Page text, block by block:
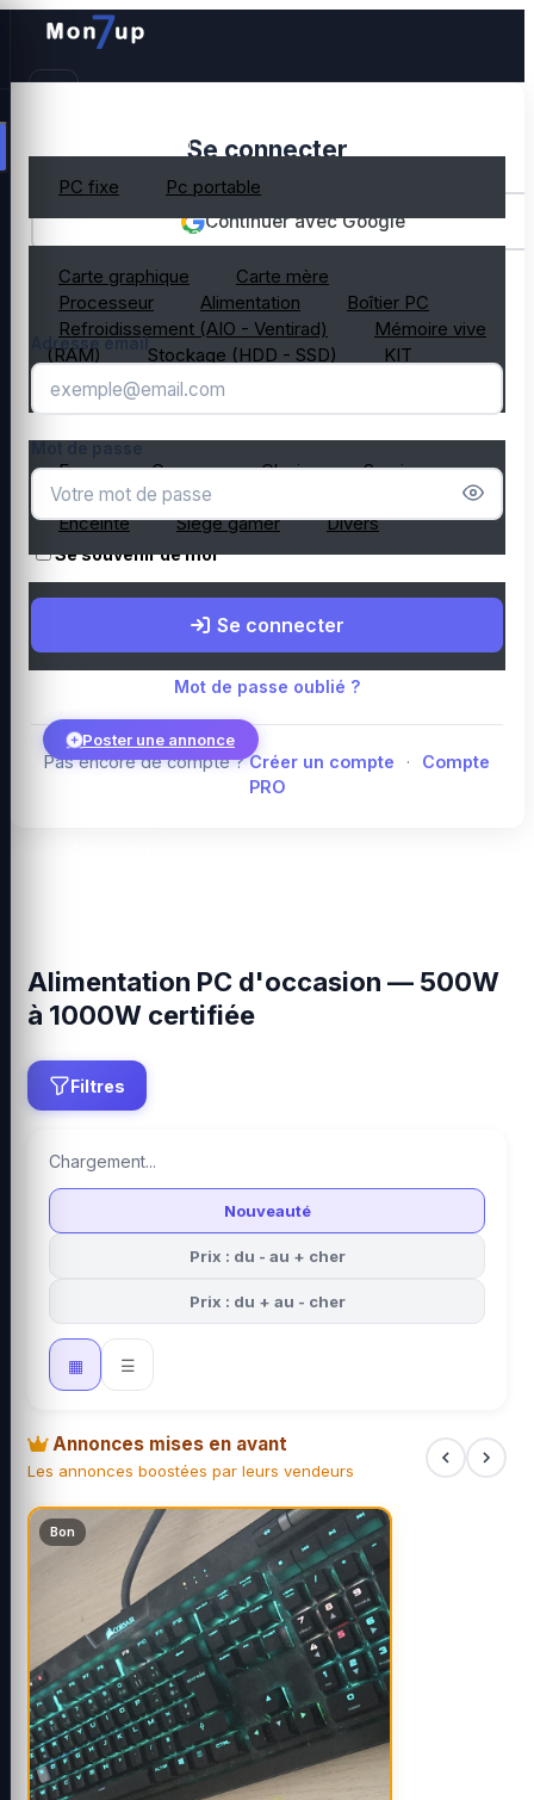
PC gamer occasion
PC fixe Pc portable
Composant PC occasion
Carte graphique
Carte mère
Processeur
Alimentation
Boîtier PC
Refroidissement (AIO - Ventirad)
Mémoire vive
(RAM)
Stockage (HDD - SSD)
KIT
composant PC gamer
Ecran Casque Clavier
Souris
Microphone
Webcam
Enceinte
Siège gamer Divers
Top PC gamer : Intel / AMD
Composants PC gamer
Poster une annonce
Se connecter
Continuer avec Google
OU
Adresse email
Se souvenir de moi
Se connecter
Mot de passe oublié ?
Pas encore de compte ? Créer un compte ·
Compte
PRO
Alimentation PC d'occasion — 500W
à 1000W certifiée
Filtres
Chargement...
Nouveauté
Prix : du - au + cher
Prix : du + au - cher
▦ ☰
Annonces mises en avant
Les annonces boostées par leurs vendeurs
Bon